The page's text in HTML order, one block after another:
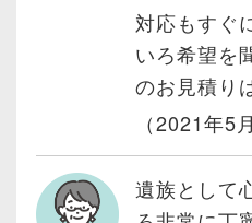
対応もすぐ
いろ希望を
のお見積り
（2021年5
遺族として